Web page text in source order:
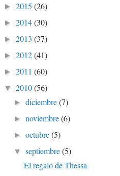
► 2015 (26)
► 2014(30)
► 2013 (37)
► 2012(41)
► 2011 (60)
▼ 2010(56)
►diciembre(7)
►noviembre(6)
►octubre(5)
▼septiembre(5)
El regalo de Thessa